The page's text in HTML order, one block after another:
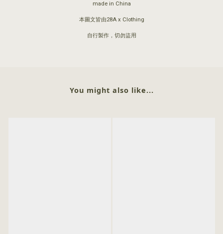
made in China
本圖文皆由28A x Clothing
自行製作，切勿盜用
You might also like...